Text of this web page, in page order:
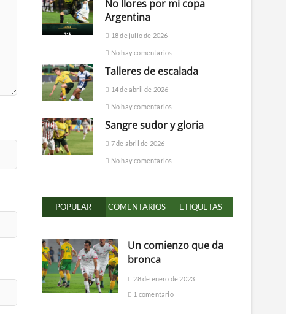
No llores por mi copa
Argentina
18 de julio de 2026
No hay comentarios
Talleres de escalada
14 de abril de 2026
No hay comentarios
Sangre sudor y gloria
7 de abril de 2026
No hay comentarios
POPULAR COMENTARIOS ETIQUETAS
Un comienzo que da
bronca
28 de enero de 2023
1 comentario